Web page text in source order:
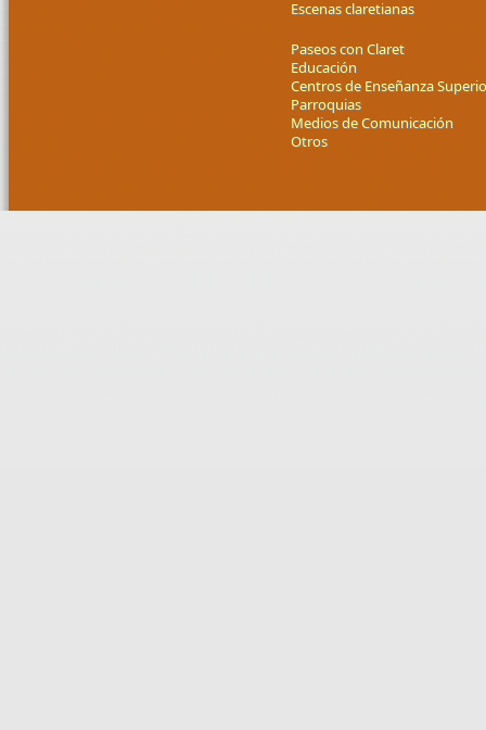
Escenas claretianas
Paseos con Claret
Educación
Centros de Enseñanza
Parroquias
Medios de Comunicación
Otros